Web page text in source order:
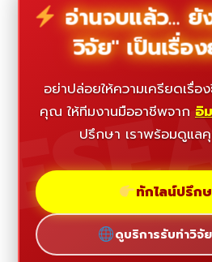
อ่านจบแล้ว... ยั
วิจัย" เป็นเรื่อ
อย่าปล่อยให้ความเครียดเรื่อ
คุณ ให้ทีมงานมืออาชีพจาก อิ
ปรึกษา เราพร้อมดูแ
ทักไลน์ปรึก
ดูบริการรับทำวิจั